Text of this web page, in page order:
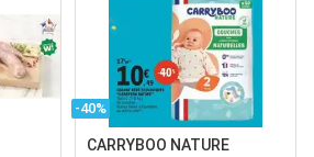
-40%
CARRYBOO NATURE